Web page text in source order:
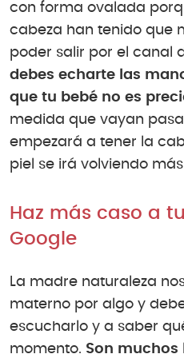
con forma ovalada
cabeza han tenido que
poder salir por el canal
debes echarte las
que tu bebé no es
medida que vayan
empezará a tener la
piel se irá volviendo
Haz más caso a
Google
La madre naturaleza
materno por algo y
escucharlo y a saber
momento. Son muchos